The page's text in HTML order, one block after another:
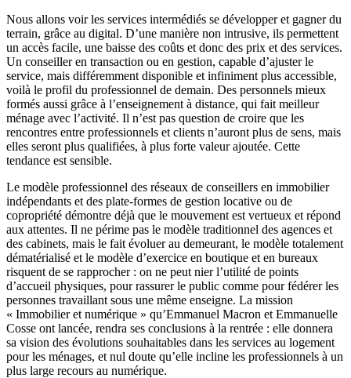
Nous allons voir les services intermédiés se développer et gagner du
terrain, grâce au digital. D’une manière non intrusive, ils permettent
un accès facile, une baisse des coûts et donc des prix et des services.
Un conseiller en transaction ou en gestion, capable d’ajuster le
service, mais différemment disponible et infiniment plus accessible,
voilà le profil du professionnel de demain. Des personnels mieux
formés aussi grâce à l’enseignement à distance, qui fait meilleur
ménage avec l’activité. Il n’est pas question de croire que les
rencontres entre professionnels et clients n’auront plus de sens, mais
elles seront plus qualifiées, à plus forte valeur ajoutée. Cette
tendance est sensible.
Le modèle professionnel des réseaux de conseillers en immobilier
indépendants et des plate-formes de gestion locative ou de
copropriété démontre déjà que le mouvement est vertueux et répond
aux attentes. Il ne périme pas le modèle traditionnel des agences et
des cabinets, mais le fait évoluer au demeurant, le modèle totalement
dématérialisé et le modèle d’exercice en boutique et en bureaux
risquent de se rapprocher : on ne peut nier l’utilité de points
d’accueil physiques, pour rassurer le public comme pour fédérer les
personnes travaillant sous une même enseigne. La mission
« Immobilier et numérique » qu’Emmanuel Macron et Emmanuelle
Cosse ont lancée, rendra ses conclusions à la rentrée : elle donnera
sa vision des évolutions souhaitables dans les services au logement
pour les ménages, et nul doute qu’elle incline les professionnels à un
plus large recours au numérique.